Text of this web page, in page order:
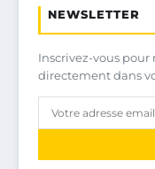
NEWSLETTER
Inscrivez-vous pour
directement dans